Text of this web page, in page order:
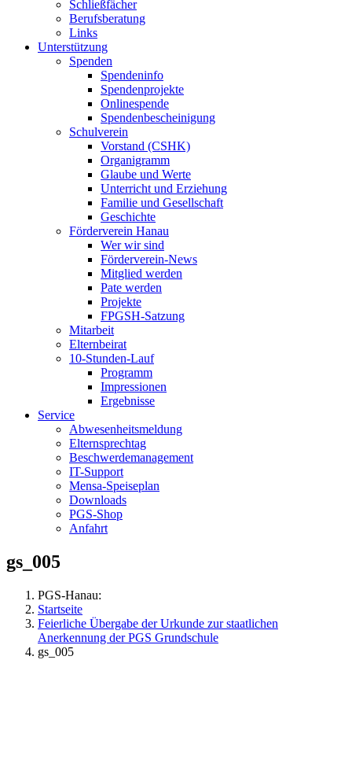
Schließfächer
Berufsberatung
Links
Unterstützung
Spenden
Spendeninfo
Spendenprojekte
Onlinespende
Spendenbescheinigung
Schulverein
Vorstand (CSHK)
Organigramm
Glaube und Werte
Unterricht und Erziehung
Familie und Gesellschaft
Geschichte
Förderverein Hanau
Wer wir sind
Förderverein-News
Mitglied werden
Pate werden
Projekte
FPGSH-Satzung
Mitarbeit
Elternbeirat
10-Stunden-Lauf
Programm
Impressionen
Ergebnisse
Service
Abwesenheitsmeldung
Elternsprechtag
Beschwerdemanagement
IT-Support
Mensa-Speiseplan
Downloads
PGS-Shop
Anfahrt
gs_005
PGS-Hanau:
Startseite
Feierliche Übergabe der Urkunde zur staatlichen
Anerkennung der PGS Grundschule
gs_005